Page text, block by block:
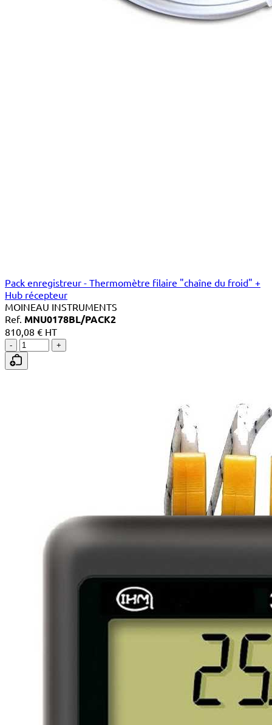
Pack enregistreur - Thermomètre filaire "chaîne du froid" +
Hub récepteur
MOINEAU INSTRUMENTS
Ref. MNU0178BL/PACK2
810,08 € HT
- +